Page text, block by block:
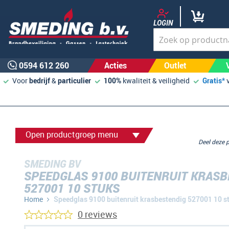
LOGIN
0594 612 260 Acties Outlet
Voorbedrijf&particulier 100% kwaliteit & veiligheid Gratis*
Open productgroep menu
SMEDING BV
SPEEDGLAS 9100 BUITENRUIT
527001 10 STUKS
Home Speedglas 9100 buitenruit krasbestendig 527001 10
Deel
0 reviews